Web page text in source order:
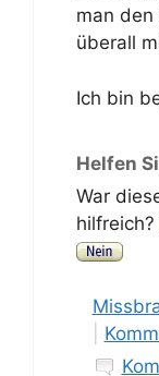
man den
überall
Ich bin
Helfen
War
hilfreich?